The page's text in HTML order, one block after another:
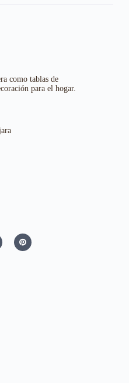
como tablas de
para el hogar.